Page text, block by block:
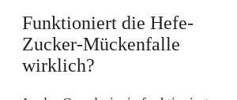
Funktioniert die Hefe-
Zucker-Mückenfalle
wirklich?